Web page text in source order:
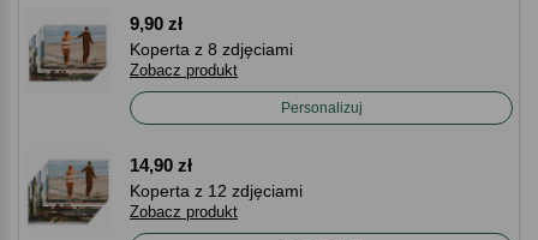
9,90 zł
Koperta z 8 zdjęciami
Zobacz produkt
Personalizuj
14,90 zł
Koperta z 12 zdjęciami
Zobacz produkt